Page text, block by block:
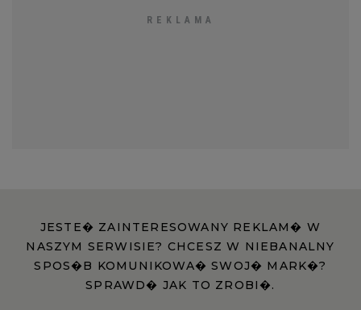
JESTE� ZAINTERESOWANY REKLAM� W
NASZYM SERWISIE? CHCESZ W NIEBANALNY
SPOS�B KOMUNIKOWA� SWOJ� MARK�?
SPRAWD� JAK TO ZROBI�.